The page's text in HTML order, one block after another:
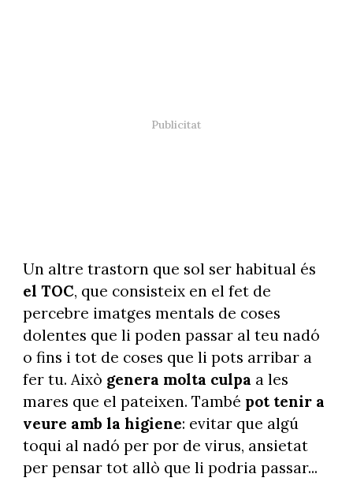
Un altre trastorn que sol ser habitual és
el TOC, que consisteix en el fet de
percebre imatges mentals de coses
dolentes que li poden passar al teu nadó
o fins i tot de coses que li pots arribar a
fer tu. Això genera molta culpa a les
mares que el pateixen. També pot tenir a
veure amb la higiene: evitar que algú
toqui al nadó per por de virus, ansietat
per pensar tot allò que li podria passar...